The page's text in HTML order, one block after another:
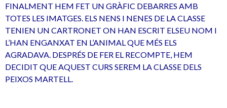
FINALMENT HEM FET UN GRÀFIC DEBARRES AMB
TOTES LES IMATGES. ELS NENS I NENES DE LA CLASSE
TENIEN UN CARTRONET ON HAN ESCRIT ELSEU NOM I
L’HAN ENGANXAT EN L’ANIMAL QUE MÉS ELS
AGRADAVA. DESPRÉS DE FER EL RECOMPTE, HEM
DECIDIT QUE AQUEST CURS SEREM LA CLASSE DELS
PEIXOS MARTELL.